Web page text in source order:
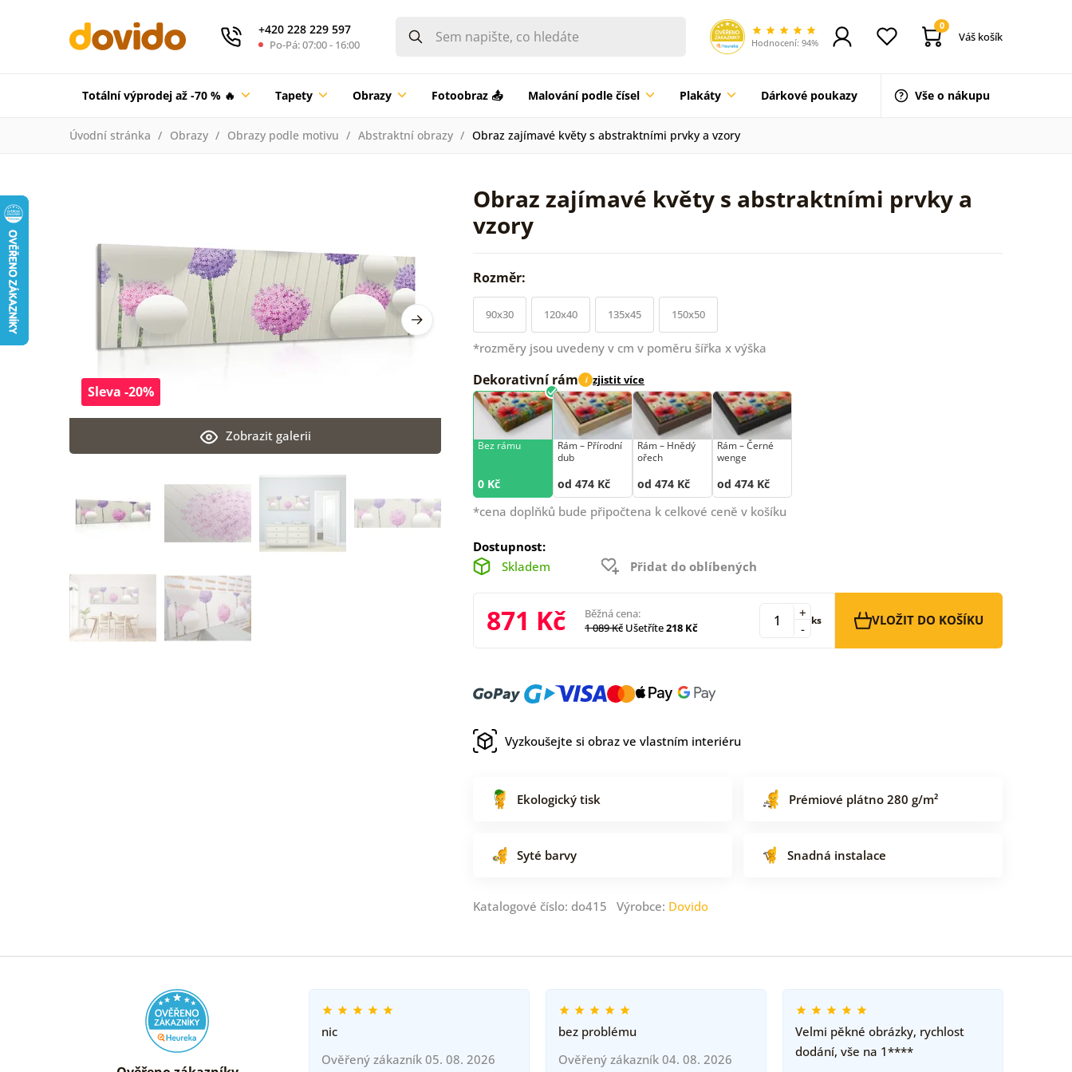
+420 228 229 597
Po-Pá: 07:00 - 16:00 Hodnocení: 94%
0
Váš košík
Totální výprodej až -70 % 🔥 Tapety Obrazy Fotoobraz 📤 Malování podle čísel Plakáty Dárkové poukazy Vše o nákupu
Úvodní stránka Obrazy Obrazy podle motivu Abstraktní obrazy Obraz zajímavé květy s abstraktními prvky a vzory
Obraz zajímavé květy s abstraktními prvky a
vzory
Zobrazit galerii
Sleva -20%
Rozměr:
90x30 120x40 135x45 150x50
*rozměry jsou uvedeny v cm v poměru šířka x výška
Dekorativní rám i zjistit více
Bez rámu
0 Kč
Rám –⁠⁠⁠⁠⁠⁠ Přírodní
dub
od 474 Kč
Rám –⁠⁠⁠⁠⁠⁠ Hnědý
ořech
od 474 Kč
Rám –⁠⁠⁠⁠⁠⁠ Černé
wenge
od 474 Kč
*cena doplňků bude připočtena k celkové ceně v košíku
Dostupnost:
Skladem
Přidat do oblíbených
871 Kč
Běžná cena:
1 089 Kč Ušetříte218 Kč -
+ ks VLOŽIT DO KOŠÍKU
Vyzkoušejte si obraz ve vlastním interiéru
Ekologický tisk Prémiové plátno 280 g/m²
Syté barvy Snadná instalace
Katalogové číslo: do415 Výrobce: Dovido
nic
Ověřený zákazník 05. 08. 2026
bez problému
Ověřený zákazník 04. 08. 2026
Velmi pěkné obrázky, rychlost
dodání, vše na 1****